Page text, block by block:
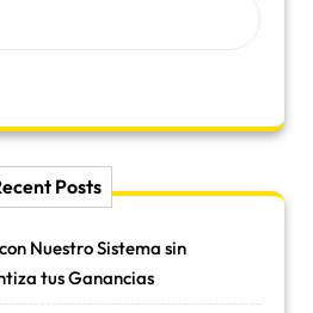
Posts
Nuestro Sistema sin
tus Ganancias